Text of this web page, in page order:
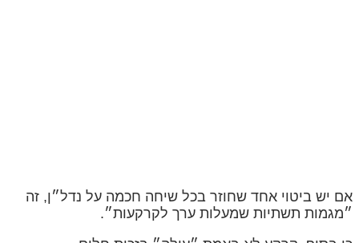
אם יש ביטוי אחד שחוזר בכל שיחה חכמה על נדל״ן, זה
״מגמות תשתיות שמעלות ערך לקרקעות״.